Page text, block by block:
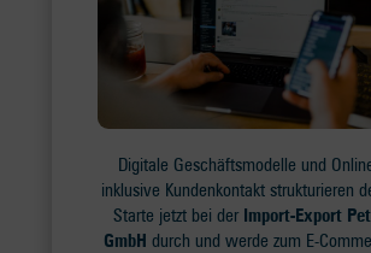
Digitale Geschäftsmodelle und
inklusive Kundenkontakt strukturieren
Starte jetzt bei der Import-Export
GmbH durch und werde zum E-